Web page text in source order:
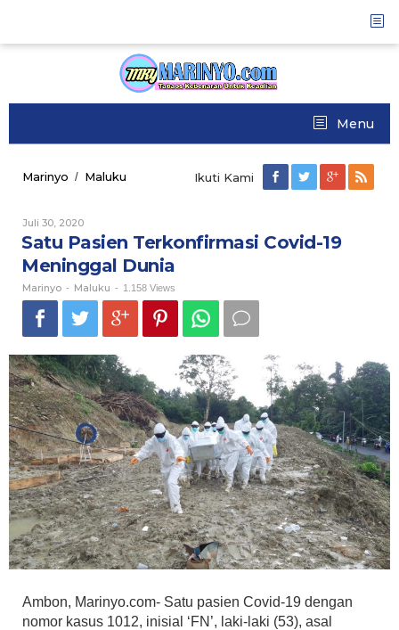
content
Menu
Marinyo / Maluku
19
Meninggal
Dunia
Ikuti Kami
Juli 30, 2020
Marinyo
Satu Pasien Terkonfirmasi Covid-19
Meninggal Dunia
Marinyo - Maluku - 1.158 Views
Ambon, Marinyo.com- Satu pasien Covid-19 dengan
nomor kasus 1012, inisial ‘FN’, laki-laki (53), asal